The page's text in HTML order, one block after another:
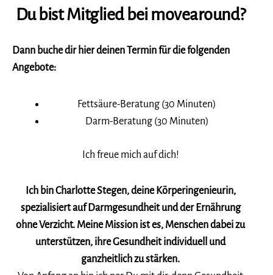
Du bist Mitglied bei movearound?
Dann buche dir hier deinen Termin für die folgenden
Angebote:
Fettsäure-Beratung (30 Minuten)
Darm-Beratung (30 Minuten)
Ich freue mich auf dich!
Ich bin Charlotte Stegen, deine Körperingenieurin,
spezialisiert auf Darmgesundheit und der Ernährung
ohne Verzicht. Meine Mission ist es, Menschen dabei zu
unterstützen, ihre Gesundheit individuell und
ganzheitlich zu stärken.